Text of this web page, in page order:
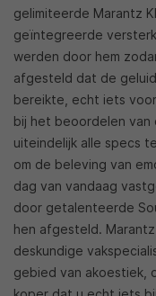
gelimiteerde Marantz
geïntegreerde
werden door hem
afgesteld dat de
bereikte, echt iets
bij het beoordelen van
uiteindelijk alle specs
om de beleving van
dag van vandaag
door getalenteerde
hen afgesteld.
deskundige
gebied van akoestiek,